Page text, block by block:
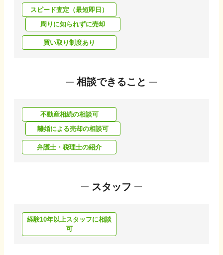
スピード査定（最短即日）
周りに知られずに売却
買い取り制度あり
相談できること
不動産相続の相談可
離婚による売却の相談可
弁護士・税理士の紹介
スタッフ
経験10年以上スタッフに相談
可